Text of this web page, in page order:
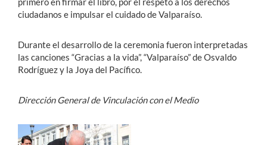
ciudadanos e impulsar el cuidado de Valparaíso.
Durante el desarrollo de la ceremonia fueron interpretadas
las canciones “Gracias a la vida”, “Valparaíso” de Osvaldo
Rodríguez y la Joya del Pacífico.
Dirección General de Vinculación con el Medio